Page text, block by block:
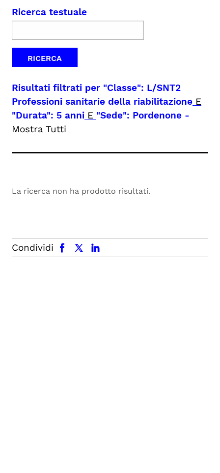
Ricerca testuale
Risultati filtrati per "Classe": L/SNT2
Professioni sanitarie della riabilitazione E
"Durata": 5 anni E "Sede": Pordenone -
Mostra Tutti
La ricerca non ha prodotto risultati.
Condividi
facebook x.com linkedin